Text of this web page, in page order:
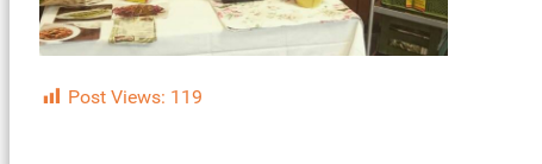
Post Views: 119